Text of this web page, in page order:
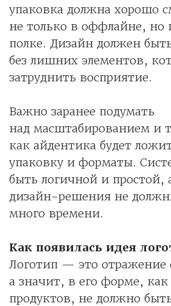
упаковка должна хорошо
не только в оффлайне, но
полке. Дизайн должен
без лишних элементов,
затруднить восприятие.
Важно заранее подумать
над масштабированием и
как айдентика будет
упаковку и форматы.
быть логичной и простой,
дизайн-решения не
много времени.
Как появилась идея
Логотип — это отражение
а значит, в его форме, как
продуктов, не должно